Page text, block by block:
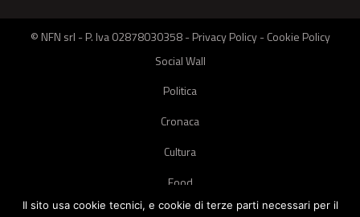
© NFN srl - P. Iva 02878030358 -Privacy Policy-Cookie Policy
Social Wall
Politica
Cronaca
Cultura
Food
Green
Il sito usa cookie tecnici, e cookie di terze parti necessari per il